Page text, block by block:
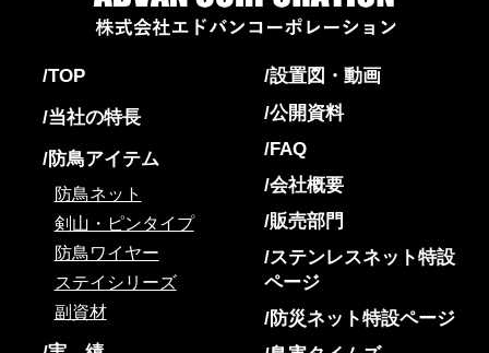
TOP
当社の特長
防鳥アイテム
防鳥ネット
剣山・ピンタイプ
防鳥ワイヤー
ステイシリーズ
副資材
設置図・動画
公開資料
FAQ
会社概要
販売部門
ステンレスネット特設
ページ
防災ネット特設ページ